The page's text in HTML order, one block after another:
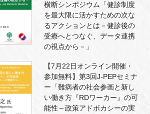
横断シンポジウム「健診制度
を最大限に活かすための次な
るアクションとは－健診後の
受療へとつなぐ、データ連携
の視点から－」
【7月22日オンライン開催・
参加無料】第3回J-PEPセミナ
ー「難病者の社会参画と新し
い働き方『RDワーカー』の可
能性～政策アドボカシーの実